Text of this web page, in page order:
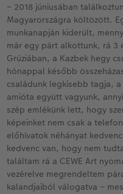
– 2018 júniusában
Magyarországra költözött.
munkanapján kiderült,
már egy párt alkottunk, rá 3
Grúziában, a Kazbek hegy
hónappal később
családunk legkisebb tagja,
amióta együtt vagyunk,
szép emlékünk lett, hogy
képeinket nem csak a
előhívatok néhányat
kedvenc van, hogy nem
találtam rá a CEWE Art
vezérelve megrendeltem
kalandjaiból válogatva –